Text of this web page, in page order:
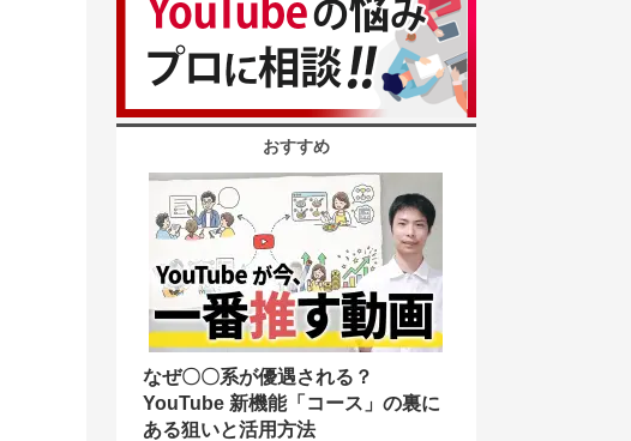
おすすめ
なぜ〇〇系が優遇される？
YouTube 新機能「コース」の裏に
ある狙いと活用方法